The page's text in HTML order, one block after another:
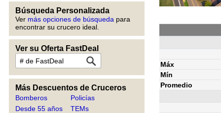
Búsqueda Personalizada
Ver más opciones de búsqueda para
encontrar su crucero ideal.
Ver su Oferta FastDeal
Más Descuentos de Cruceros
Bomberos
Desde 55 años
Policías
TEMs
Máx
Mín
Promedio